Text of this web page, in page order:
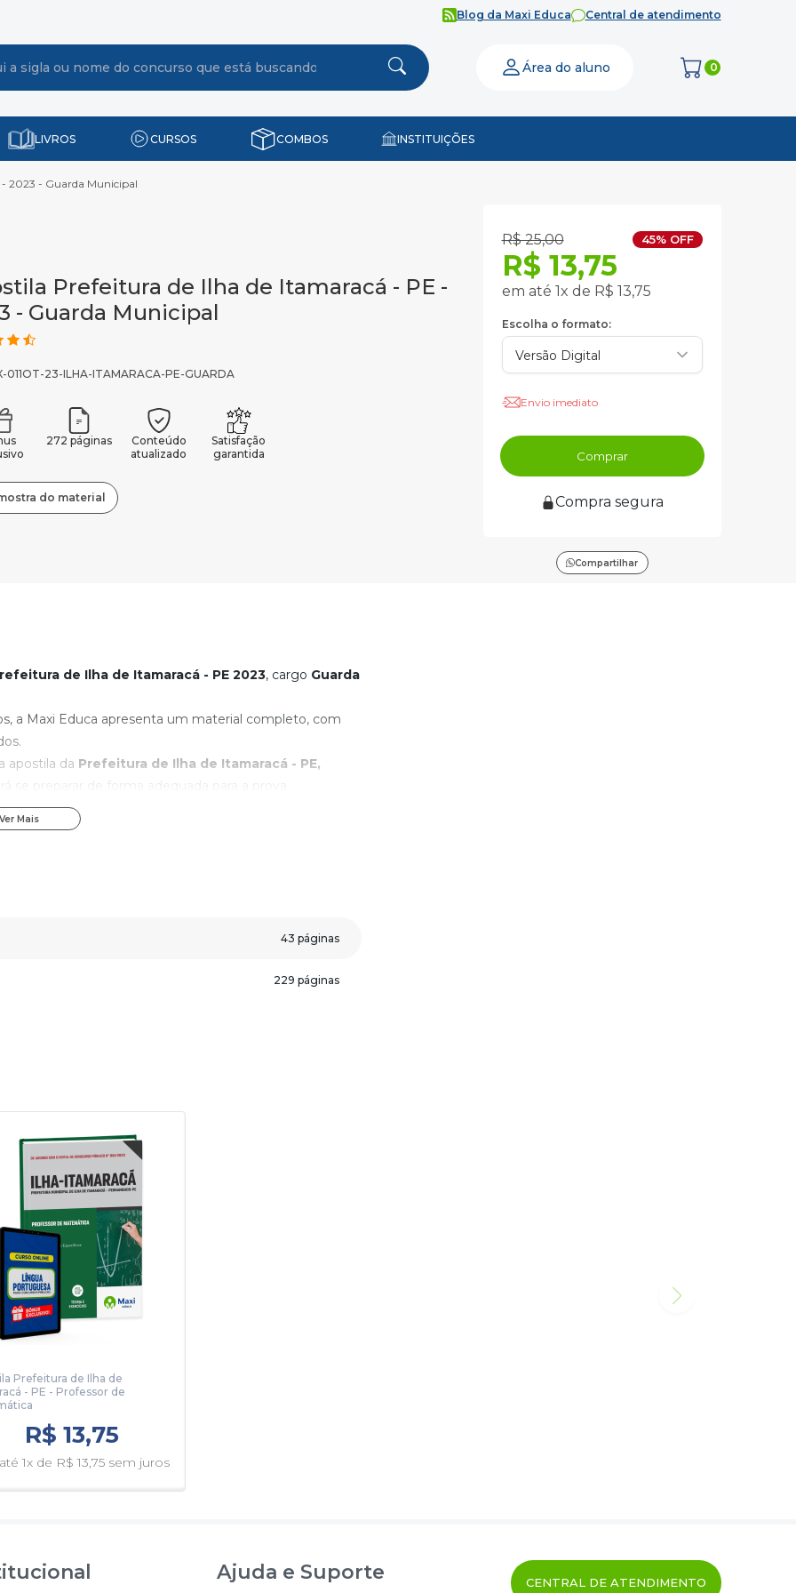
Blog da Maxi Educa Central de atendimento
Área do aluno 0
LIVROS CURSOS COMBOS INSTITUIÇÕES
2023 - Guarda Municipal
Prefeitura de Ilha de Itamaracá - PE -
- Guarda Municipal
011OT-23-ILHA-ITAMARACA-PE-GUARDA
272 páginas
Conteúdo
atualizado
Satisfação
garantida
do material
R$ 25,00 45% OFF
R$ 13,75
em até 1x de R$ 13,75
Escolha o formato:
Envio imediato
Comprar
Compra segura
Compartilhar
de Ilha de Itamaracá - PE 2023, cargo Guarda
a Maxi Educa apresenta um material completo, com
apostila da Prefeitura de Ilha de Itamaracá - PE,
se preparar de forma adequada para a prova.
seus estudos e ainda você receberá um bônus
Ver Mais
43 páginas
229 páginas
Prefeitura de Ilha de
- PE - Professor de
R$ 13,75
1x de R$ 13,75 sem juros
Ajuda e Suporte CENTRAL DE ATENDIMENTO